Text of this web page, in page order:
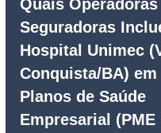
Quais Operadoras
Seguradoras
Hospital Unimec
Conquista/BA) em
Planos de Saúde
Empresarial (PME